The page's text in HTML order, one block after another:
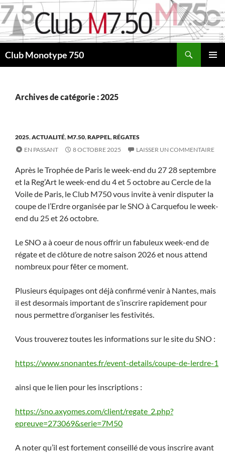
Aller
au
contenu
Club Monotype 750
Archives de catégorie : 2025
2025,ACTUALITÉ,M7.50,RAPPEL,RÉGATES
EN PASSANT
8 OCTOBRE 2025 LAISSER UN COMMENTAIRE
Après le Trophée de Paris le week-end du 27 28 septembre
et la Reg’Art le week-end du 4 et 5 octobre au Cercle de la
Voile de Paris, le Club M750 vous invite à venir disputer la
coupe de l’Erdre organisée par le SNO à Carquefou le week-
end du 25 et 26 octobre.
Le SNO a à coeur de nous offrir un fabuleux week-end de
régate et de clôture de notre saison 2026 et nous attend
nombreux pour fêter ce moment.
Plusieurs équipages ont déjà confirmé venir à Nantes, mais
il est desormais important de s’inscrire rapidement pour
nous permettre d’organiser les festivités.
Vous trouverez toutes les informations sur le site du SNO :
https://www.snonantes.fr/event-details/coupe-de-lerdre-1
ainsi que le lien pour les inscriptions :
https://sno.axyomes.com/client/regate_2.php?
epreuve=273069&serie=7M50
A noter qu’il est fortement conseillé de vous inscrire avant